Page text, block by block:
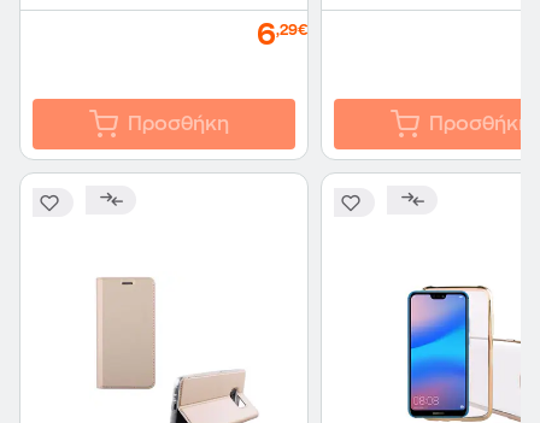
6,29€
Προσθήκη Προσθήκη